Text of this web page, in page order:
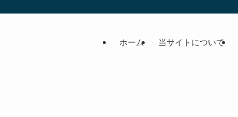
ホーム 当サイトについて